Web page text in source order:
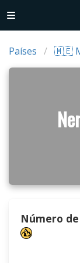
Países 🇲🇪
Número